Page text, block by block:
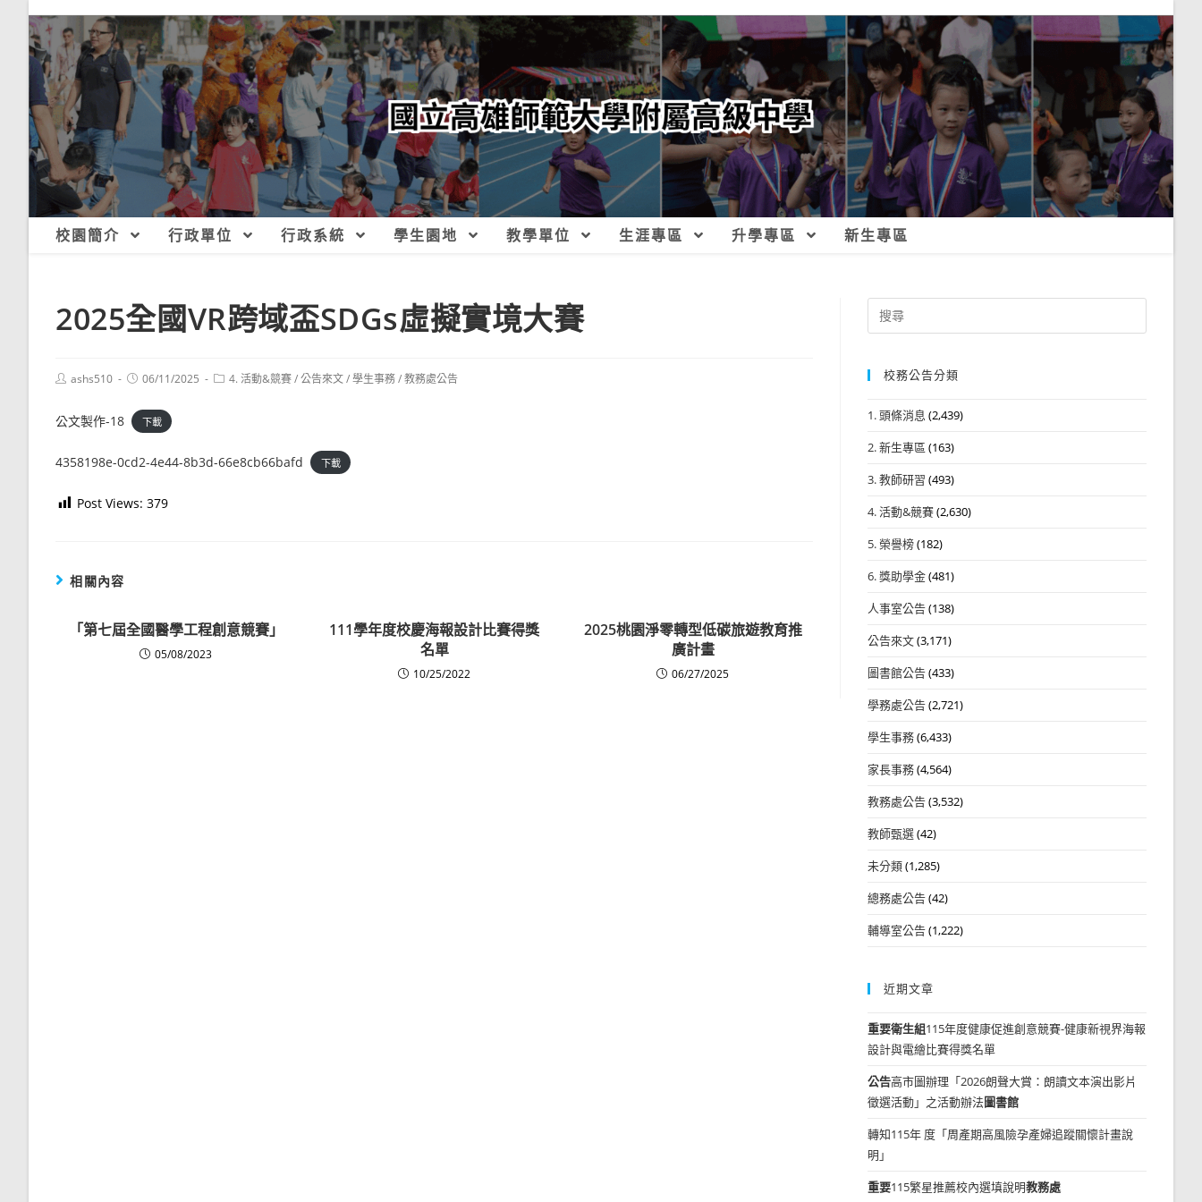
校園簡介 行政單位 行政系統 學生園地 教學單位 生涯專區 升學專區 新生專區
2025全國VR跨域盃SDGs虛擬實境大賽
Postashs510
Post06/11/2025
Post4. 活動&競賽/公告來文/學生事務/教務處公告
公文製作-18 下載
4358198e-0cd2-4e44-8b3d-66e8cb66bafd 下載
Post Views: 379
相關內容
「第七屆全國醫學工程創意競賽」
05/08/2023
111學年度校慶海報設計比賽得獎
名單
10/25/2022
2025桃園淨零轉型低碳旅遊教育推
廣計畫
06/27/2025
Search
for:
校務公告分類
1. 頭條消息 (2,439)
2. 新生專區 (163)
3. 教師研習 (493)
4. 活動&競賽(2,630)
5. 榮譽榜(182)
6. 獎助學金(481)
人事室公告(138)
公告來文(3,171)
圖書館公告(433)
學務處公告(2,721)
學生事務(6,433)
家長事務(4,564)
教務處公告(3,532)
教師甄選(42)
未分類(1,285)
總務處公告(42)
輔導室公告(1,222)
近期文章
重要衛生組115年度健康促進創意競賽-健康新視界海報
設計與電繪比賽得獎名單
公告高市圖辦理「2026朗聲大賞：朗讀文本演出影片
徵選活動」之活動辦法圖書館
轉知115年 度「周產期高風險孕產婦追蹤關懷計畫說
明」
重要115繁星推薦校內選填說明教務處